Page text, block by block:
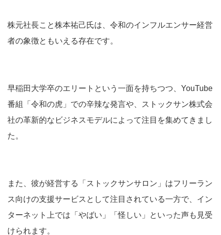
株元社長こと株本祐己氏は、令和のインフルエンサー経営
者の象徴ともいえる存在です。
早稲田大学卒のエリートという一面を持ちつつ、YouTube
番組「令和の虎」での辛辣な発言や、ストックサン株式会
社の革新的なビジネスモデルによって注目を集めてきまし
た。
また、彼が経営する「ストックサンサロン」はフリーラン
ス向けの支援サービスとして注目されている一方で、イン
ターネット上では「やばい」「怪しい」といった声も見受
けられます。